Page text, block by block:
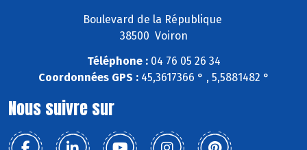
Boulevard de la République
38500 Voiron
Téléphone :04 76 05 26 34
Coordonnées GPS :45,3617366 ° , 5,5881482 °
Nous suivre sur